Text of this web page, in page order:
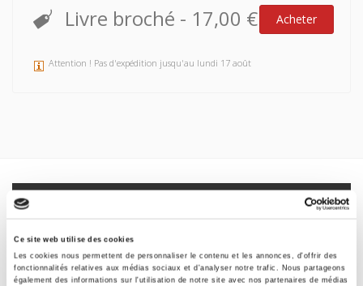
Ce site web utilise des cookies
Les cookies nous permettent de personnaliser le contenu et les annonces, d'offrir des
fonctionnalités relatives aux médias sociaux et d'analyser notre trafic. Nous partageons
également des informations sur l'utilisation de notre site avec nos partenaires de médias
Livre broché - 17,00 € Acheter
Attention ! Pas d'expédition jusqu'au lundi 17 août
Formats
Sommaire